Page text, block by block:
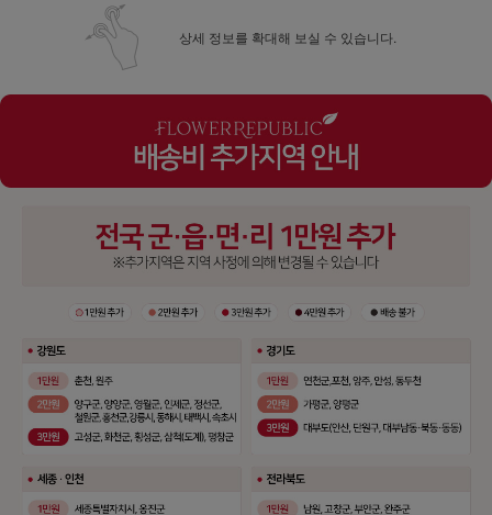
상세 정보를 확대해 보실 수 있습니다.